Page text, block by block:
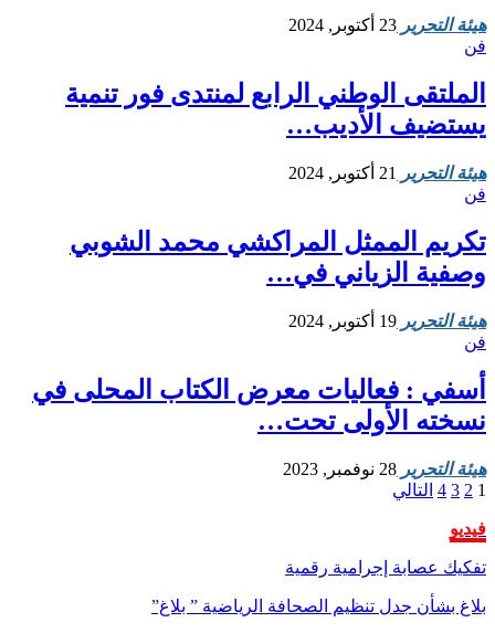
هيئة التحرير 23 أكتوبر, 2024
فن
الملتقى الوطني الرابع لمنتدى فور تنمية
يستضيف الأديب…
هيئة التحرير
21 أكتوبر, 2024
فن
تكريم الممثل المراكشي محمد الشوبي
وصفية الزياني في…
هيئة التحرير 19 أكتوبر, 2024
فن
أسفي : فعاليات معرض الكتاب المحلى في
نسخته الأولى تحت…
هيئة التحرير 28 نوفمبر, 2023
1
2
3
4 التالي
فيديو
تفكيك عصابة إجرامية رقمية
بلاغ بشأن جدل تنظيم الصحافة الرياضية ” بلاغ”